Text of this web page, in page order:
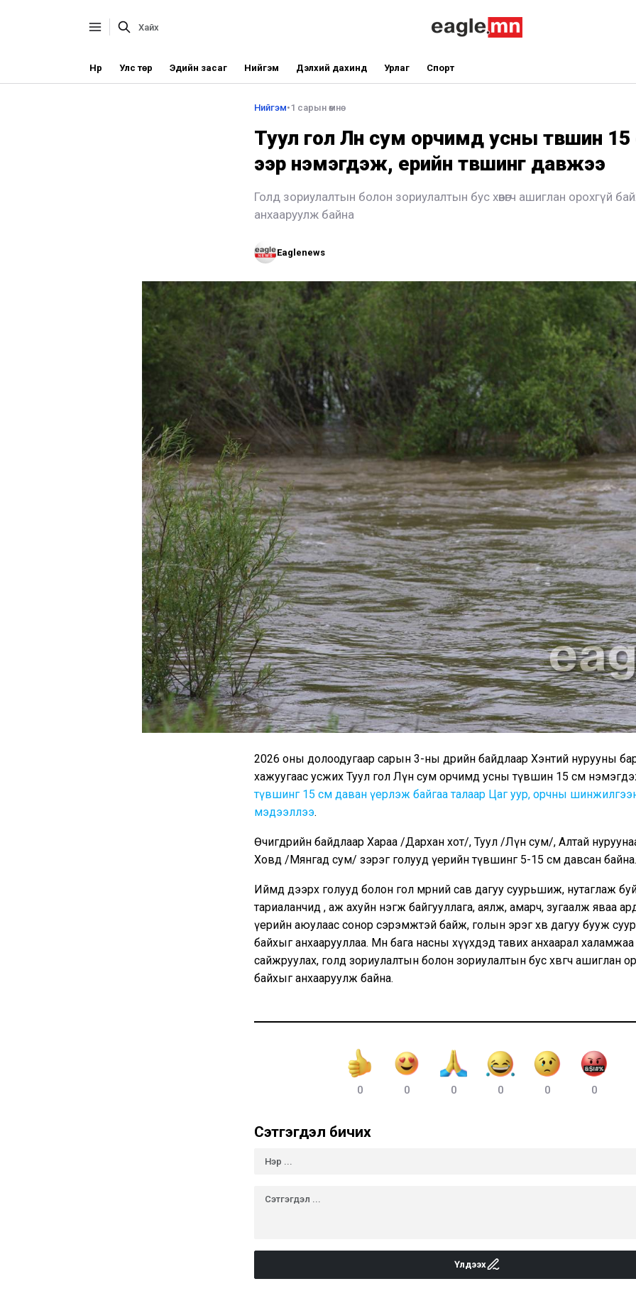
Нүүр Улс төр Эдийн засаг Нийгэм Дэлхий дахинд Урлаг Спорт
Нийгэм•1 сарын өмнө
Туул гол Лүн сум орчимд усны түвшин
ээр нэмэгдэж, үерийн түвшинг давжээ
Голд зориулалтын болон зориулалтын бус хөвөгч ашиглан орохгүй
анхааруулж байна
Eaglenews
2026 оны долоодугаар сарын 3-ны өдрийн байдлаар Хэнтий нурууны
хажуугаас усжих Туул гол Лүн сум орчимд усны түвшин 15 см
түвшинг 15 см даван үерлэж байгаа талаар Цаг уур, орчны
мэдээллээ.
Өчигдрийн байдлаар Хараа /Дархан хот/, Туул /Лүн сум/, Алтай
Ховд /Мянгад сум/ зэрэг голууд үерийн түвшинг 5-15 см давсан байна.
Иймд дээрх голууд болон гол мөрний сав дагуу суурьшиж, нутаглаж
тариаланчид , аж ахуйн нэгж байгууллага, аялж, амарч, зугаалж яваа
үерийн аюулаас сонор сэрэмжтэй байж, голын эрэг хөвөө дагуу бууж
байхыг анхаарууллаа. Мөн бага насны хүүхдэд тавих анхаарал халамжаа
сайжруулах, голд зориулалтын болон зориулалтын бус хөвөгч ашиглан
байхыг анхааруулж байна.
0 0 0 0 0 0
Сэтгэгдэл бичих
Үлдээх